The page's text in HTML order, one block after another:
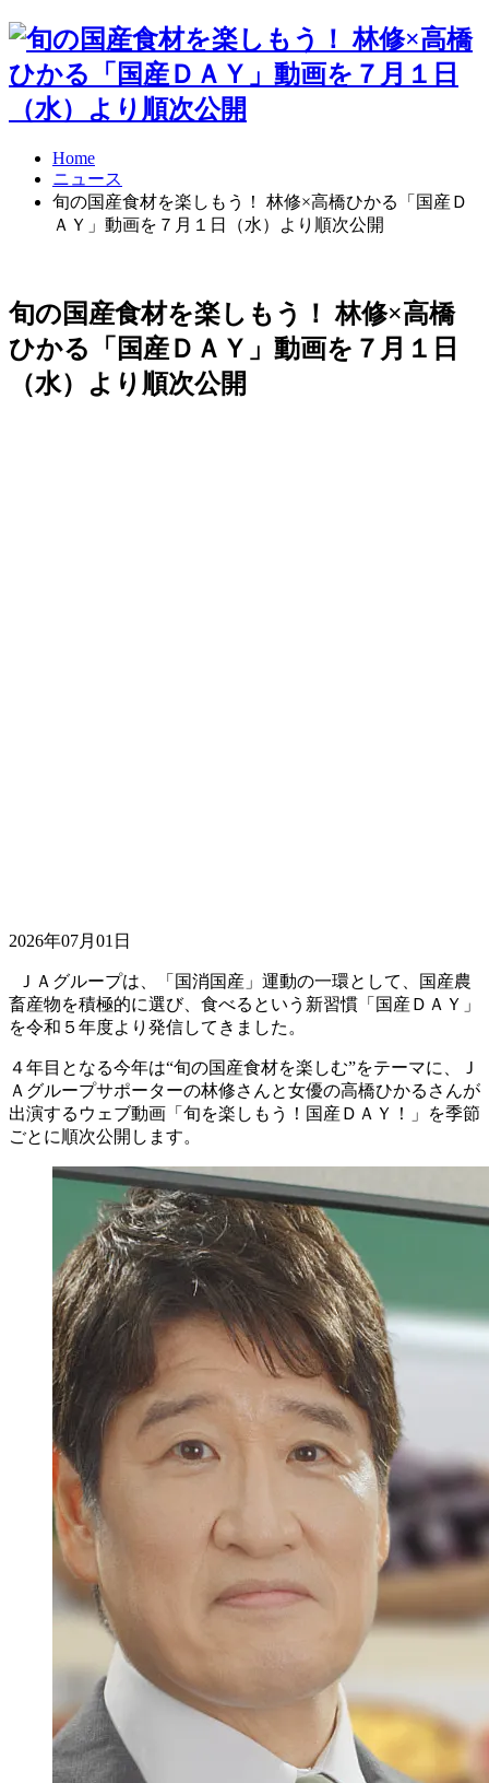
Home
ニュース
旬の国産食材を楽しもう！ 林修×高橋ひかる「国産Ｄ
ＡＹ」動画を７月１日（水）より順次公開
旬の国産食材を楽しもう！ 林修×高橋
ひかる「国産ＤＡＹ」動画を７月１日
（水）より順次公開
2026年07月01日
ＪＡグループは、「国消国産」運動の一環として、国産農
畜産物を積極的に選び、食べるという新習慣「国産ＤＡＹ」
を令和５年度より発信してきました。
４年目となる今年は“旬の国産食材を楽しむ”をテーマに、Ｊ
Ａグループサポーターの林修さんと女優の高橋ひかるさんが
出演するウェブ動画「旬を楽しもう！国産ＤＡＹ！」を季節
ごとに順次公開します。